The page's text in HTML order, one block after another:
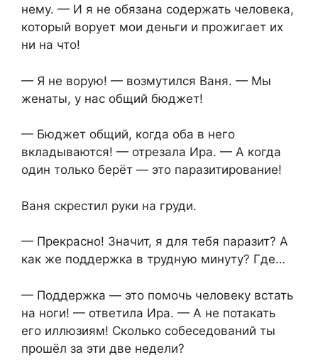
нему. — И я не обязана содержать человека,
который ворует мои деньги и прожигает их
ни на что!
— Я не ворую! — возмутился Ваня. — Мы
женаты, у нас общий бюджет!
— Бюджет общий, когда оба в него
вкладываются! — отрезала Ира. — А когда
один только берёт — это паразитирование!
Ваня скрестил руки на груди.
— Прекрасно! Значит, я для тебя паразит? А
как же поддержка в трудную минуту? Где…
— Поддержка — это помочь человеку встать
на ноги! — ответила Ира. — А не потакать
его иллюзиям! Сколько собеседований ты
прошёл за эти две недели?